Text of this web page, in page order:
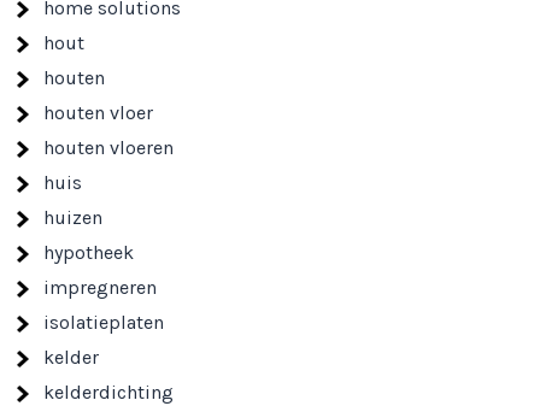
home solutions
hout
houten
houten vloer
houten vloeren
huis
huizen
hypotheek
impregneren
isolatieplaten
kelder
kelderdichting